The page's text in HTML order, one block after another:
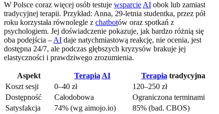
W Polsce coraz więcej osób testuje wsparcie AI obok lub zamiast
tradycyjnej terapii. Przykład: Anna, 29-letnia studentka, przez pół
roku korzystała równolegle z chatbotów oraz spotkań z
psychologiem. Jej doświadczenie pokazuje, jak bardzo różnią się
oba podejścia – AI daje natychmiastową reakcję, nie ocenia, jest
dostępna 24/7, ale podczas głębszych kryzysów brakuje jej
elastyczności i prawdziwego zrozumienia.
Aspekt Terapia AI Terapia tradycyjna
Koszt sesji
0–40 zł
120–250 zł
Dostępność
Całodobowa
Ograniczona terminami
Satysfakcja
74% (wg aimojo.io)
85% (bad. CBOS)